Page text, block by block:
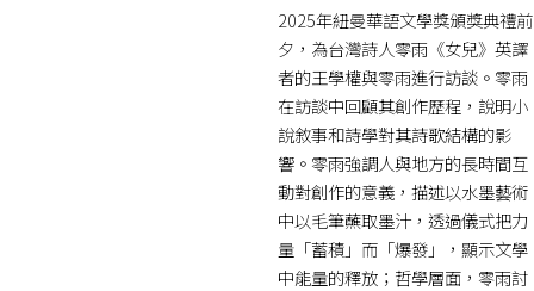
2025年紐曼華語文學獎頒獎典禮前
夕，為台灣詩人零雨《女兒》英譯
者的王學權與零雨進行訪談。零雨
在訪談中回顧其創作歷程，說明小
說敘事和詩學對其詩歌結構的影
響。零雨強調人與地方的長時間互
動對創作的意義，描述以水墨藝術
中以毛筆蘸取墨汁，透過儀式把力
量「蓄積」而「爆發」，顯示文學
中能量的釋放；哲學層面，零雨討